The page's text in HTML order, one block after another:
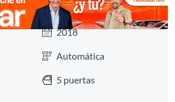
2018
Automática
5 puertas